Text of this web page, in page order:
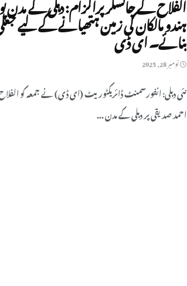
ہندو مالکان کی زمین ہتھیانے کے لیے
بنائے۔ ای ڈی
نومبر 28, 2025
نئی دہلی: انفورسمنٹ ڈائریکٹوریٹ (ای ڈی) نے جمعہ کو
احمد صدیقی پر دہلی کے مدن ...